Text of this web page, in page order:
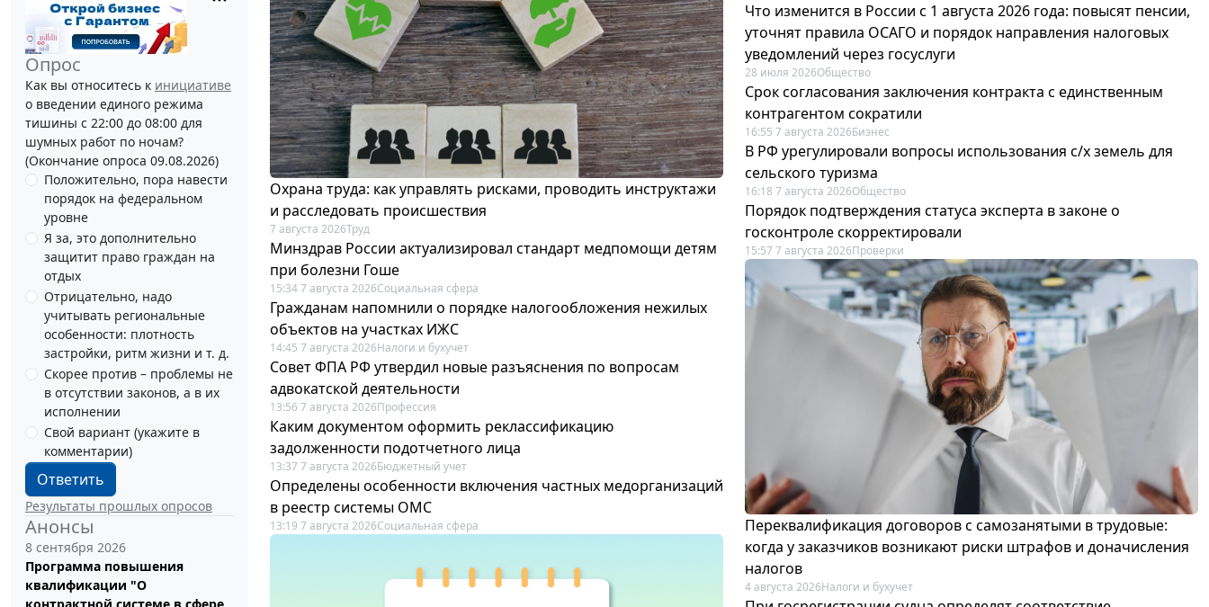
Опрос
Как вы относитесь к инициативе
о введении единого режима
тишины с 22:00 до 08:00 для
шумных работ по ночам?
(Окончание опроса 09.08.2026)
Положительно, пора навести
порядок на федеральном
уровне
Я за, это дополнительно
защитит право граждан на
отдых
Отрицательно, надо
учитывать региональные
особенности: плотность
застройки, ритм жизни и т. д.
Скорее против – проблемы не
в отсутствии законов, а в их
исполнении
Свой вариант (укажите в
комментарии)
Ответить
Результаты прошлых опросов
Анонсы
8 сентября 2026
Программа повышения
квалификации "О
Охрана труда: как управлять рисками, проводить инструктажи
и расследовать происшествия
7 августа 2026Труд
Минздрав России актуализировал стандарт медпомощи детям
при болезни Гоше
15:34 7 августа 2026Социальная сфера
Гражданам напомнили о порядке налогообложения нежилых
объектов на участках ИЖС
14:45 7 августа 2026Налоги и бухучет
Совет ФПА РФ утвердил новые разъяснения по вопросам
адвокатской деятельности
13:56 7 августа 2026Профессия
Каким документом оформить реклассификацию
задолженности подотчетного лица
13:37 7 августа 2026Бюджетный учет
Определены особенности включения частных медорганизаций
в реестр системы ОМС
13:19 7 августа 2026Социальная сфера
Что изменится в России с 1 августа 2026 года: повысят пенсии,
уточнят правила ОСАГО и порядок направления налоговых
уведомлений через госуслуги
28 июля 2026Общество
Срок согласования заключения контракта с единственным
контрагентом сократили
16:55 7 августа 2026Бизнес
В РФ урегулировали вопросы использования с/х земель для
сельского туризма
16:18 7 августа 2026Общество
Порядок подтверждения статуса эксперта в законе о
госконтроле скорректировали
15:57 7 августа 2026Проверки
Переквалификация договоров с самозанятыми в трудовые:
когда у заказчиков возникают риски штрафов и доначисления
налогов
4 августа 2026Налоги и бухучет